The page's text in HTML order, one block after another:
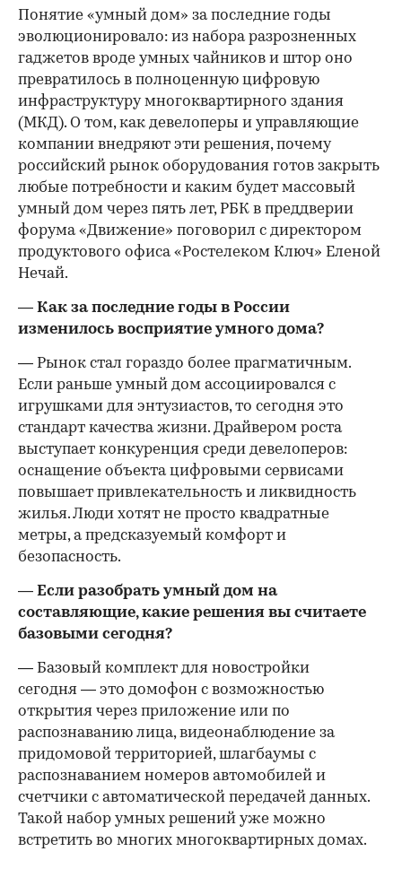
Понятие «умный дом» за последние годы
эволюционировало: из набора разрозненных
гаджетов вроде умных чайников и штор оно
превратилось в полноценную цифровую
инфраструктуру многоквартирного здания
(МКД). О том, как девелоперы и управляющие
компании внедряют эти решения, почему
российский рынок оборудования готов закрыть
любые потребности и каким будет массовый
умный дом через пять лет, РБК в преддверии
форума «Движение» поговорил с директором
продуктового офиса «Ростелеком Ключ» Еленой
Нечай.
— Как за последние годы в России
изменилось восприятие умного дома?
— Рынок стал гораздо более прагматичным.
Если раньше умный дом ассоциировался с
игрушками для энтузиастов, то сегодня это
стандарт качества жизни. Драйвером роста
выступает конкуренция среди девелоперов:
оснащение объекта цифровыми сервисами
повышает привлекательность и ликвидность
жилья. Люди хотят не просто квадратные
метры, а предсказуемый комфорт и
безопасность.
— Если разобрать умный дом на
составляющие, какие решения вы считаете
базовыми сегодня?
— Базовый комплект для новостройки
сегодня — это домофон с возможностью
открытия через приложение или по
распознаванию лица, видеонаблюдение за
придомовой территорией, шлагбаумы с
распознаванием номеров автомобилей и
счетчики с автоматической передачей данных.
Такой набор умных решений уже можно
встретить во многих многоквартирных домах.